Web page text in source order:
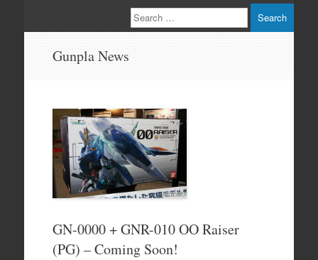
to
Search
Gunpla News
GN-0000 + GNR-010 OO Raiser
(PG) – Coming Soon!